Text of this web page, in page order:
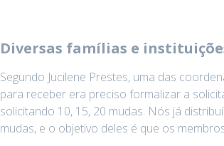
Diversas famílias e
Segundo Jucilene Prestes, uma das
para receber era preciso formalizar a
solicitando 10, 15, 20 mudas. Nós já
mudas, e o objetivo deles é que os